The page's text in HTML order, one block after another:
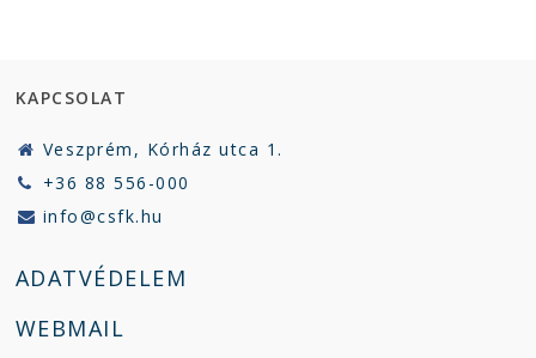
KAPCSOLAT
Veszprém, Kórház utca 1.
+36 88 556-000
info@csfk.hu
ADATVÉDELEM
WEBMAIL